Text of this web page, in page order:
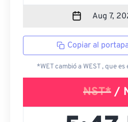
Copiar al
*WET cambió a WEST , que
NST*/